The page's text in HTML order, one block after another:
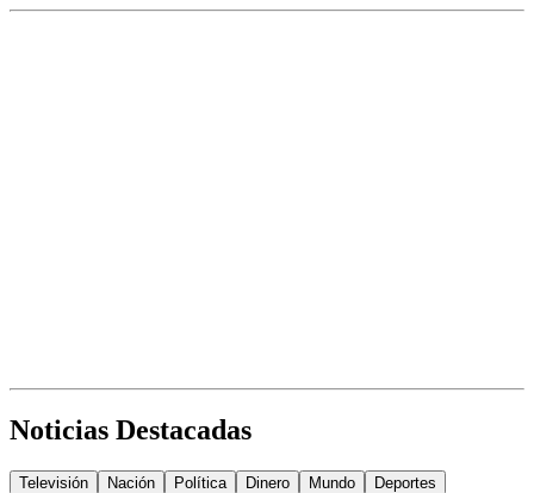
Noticias Destacadas
Televisión Nación Política Dinero Mundo
Deportes